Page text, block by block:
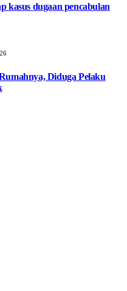
kasus dugaan pencabulan
Diduga Pelaku